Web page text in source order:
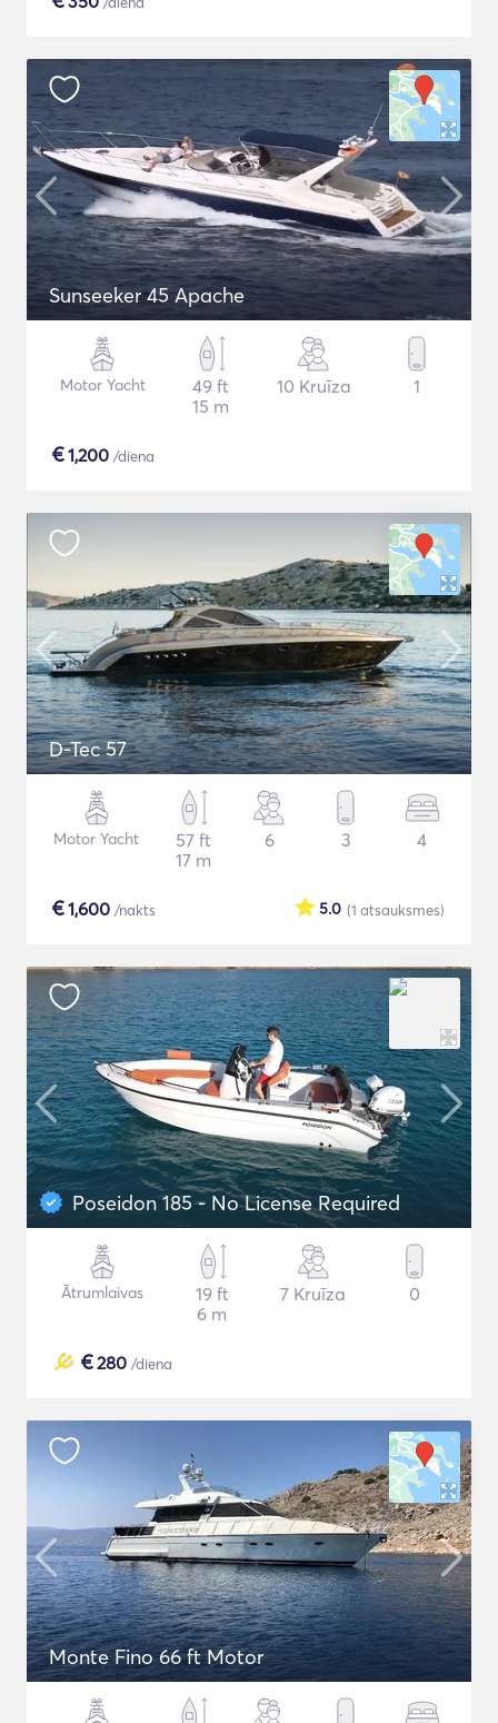
Sunseeker 45 Apache
Motor Yacht
49 ft
15 m
10 Kruīza 1
€1,200 /diena
D-Tec 57
Motor Yacht
57 ft
17 m
6 3 4
€1,600 /nakts (1 atsauksmes)
5.0
Poseidon 185 - No License Required
Ātrumlaivas
19 ft
6 m
7 Kruīza 0
€280 /diena
Monte Fino 66 ft Motor